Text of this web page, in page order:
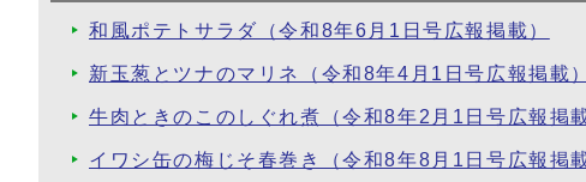
和風ポテトサラダ（令和8年6月1日号広報掲載）
新玉葱とツナのマリネ（令和8年4月1日号広報掲載）
牛肉ときのこのしぐれ煮（令和8年2月1日号広報掲載
イワシ缶の梅じそ春巻き（令和8年8月1日号広報掲載